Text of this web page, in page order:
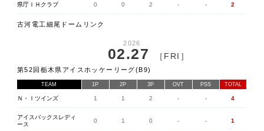
県庁ＩＨクラブ 0 0 2 - - 2
古河電工細尾ドームリンク
2026
02.27 ［FRI］
第52回栃木県アイスホッケーリーグ(B9)
TEAM 1P 2P 3P OVT PSS TOTAL
Ｎ・Ｉツインズ 1 1 2 - - 4
アイスバックスレディ
ース
0 1 0 - - 1